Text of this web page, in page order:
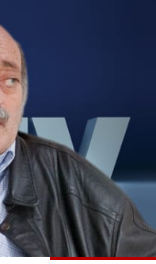
البرامج
جدول البرامج
شاهد البرامج
الترددات
عن MTV
الإنـتـاج